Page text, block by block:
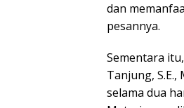
dan
pesannya.
Sementara
Tanjung,
selama dua